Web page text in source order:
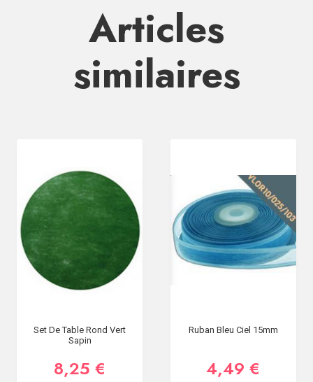
Articles
similaires
Set De Table Rond Vert
Sapin
8,25 €
Ruban Bleu Ciel 15mm
4,49 €